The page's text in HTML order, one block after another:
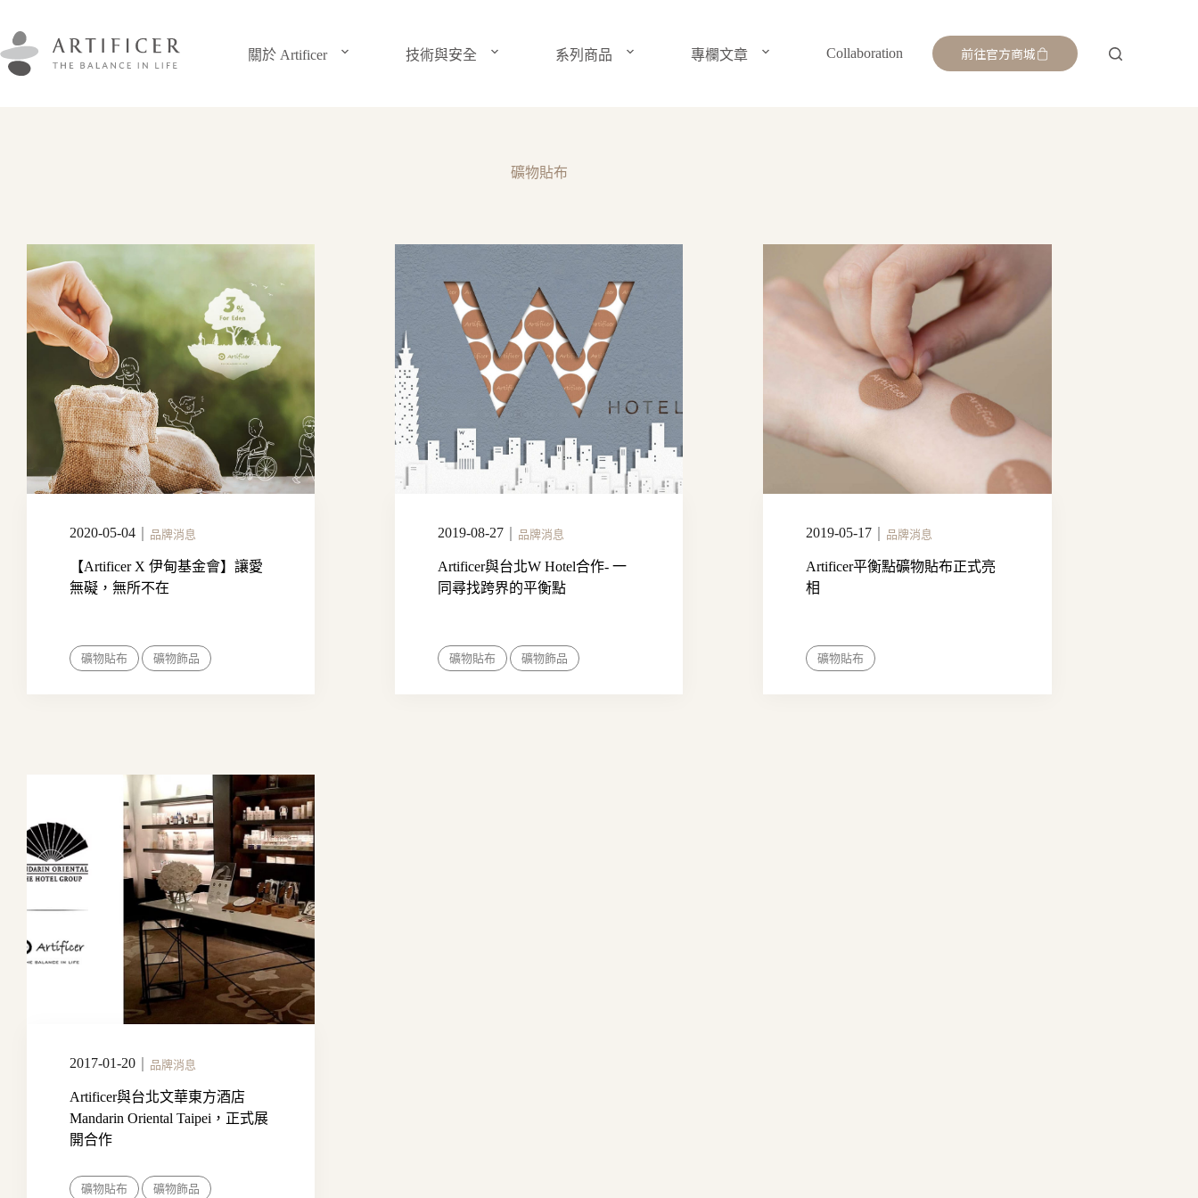
主
要
關於 Artificer 技術與安全 系列商品 專欄文章 Collaboration 前往官方商城
礦物貼布
2020-05-04 品牌消息
【Artificer X 伊甸基金會】讓愛
無礙，無所不在
礦物貼布 礦物飾品
2019-08-27 品牌消息
Artificer與台北W Hotel合作- 一
同尋找跨界的平衡點
礦物貼布 礦物飾品
2019-05-17 品牌消息
Artificer平衡點礦物貼布正式亮
相
礦物貼布
2017-01-20 品牌消息
Artificer與台北文華東方酒店
Mandarin Oriental Taipei，正式展
開合作
礦物貼布 礦物飾品